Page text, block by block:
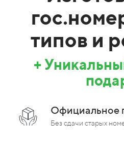
типов и
+
Официальное
Без сдачи старых